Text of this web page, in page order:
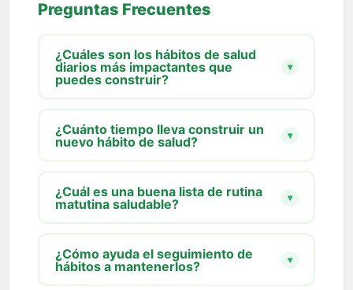
Preguntas Frecuentes
¿Cuáles son los hábitos de salud
diarios más impactantes que
puedes construir?
▾
¿Cuánto tiempo lleva construir un
nuevo hábito de salud?
▾
¿Cuál es una buena lista de rutina
matutina saludable?
▾
¿Cómo ayuda el seguimiento de
hábitos a mantenerlos?
▾